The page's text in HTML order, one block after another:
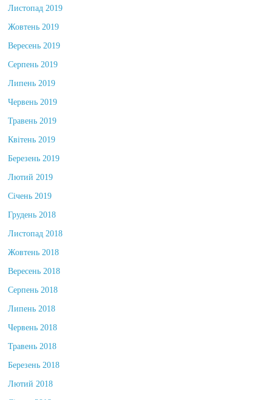
Листопад 2019
Жовтень 2019
Вересень 2019
Серпень 2019
Липень 2019
Червень 2019
Травень 2019
Квітень 2019
Березень 2019
Лютий 2019
Січень 2019
Грудень 2018
Листопад 2018
Жовтень 2018
Вересень 2018
Серпень 2018
Липень 2018
Червень 2018
Травень 2018
Березень 2018
Лютий 2018